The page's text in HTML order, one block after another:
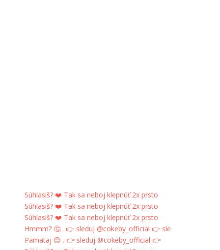
Súhlasiš? ❤️ Tak sa neboj klepnúť 2x prsto
Súhlasiš? ❤️ Tak sa neboj klepnúť 2x prsto
Súhlasiš? ❤️ Tak sa neboj klepnúť 2x prsto
Hmmm? 🤔 . 👉 sleduj @cokeby_official 👉 sle
Pamätaj 😊 . 👉 sleduj @cokeby_official 👉